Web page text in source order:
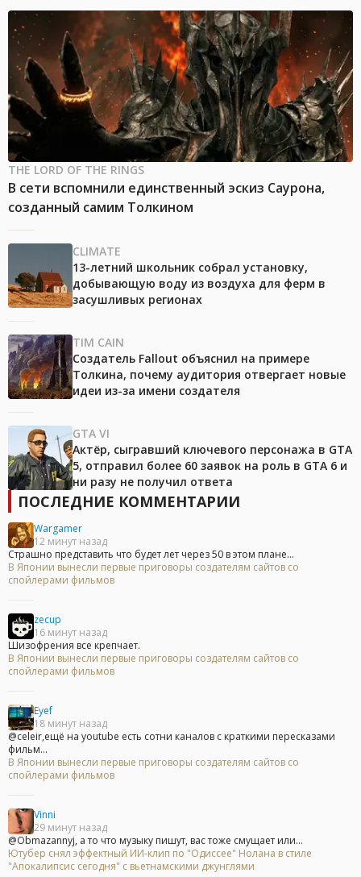
THE LORD OF THE RINGS
В сети вспомнили единственный эскиз Саурона,
созданный самим Толкином
CLIMATE
13-летний школьник собрал установку,
добывающую воду из воздуха для ферм в
засушливых регионах
TIM CAIN
Создатель Fallout объяснил на примере
Толкина, почему аудитория отвергает новые
идеи из-за имени создателя
GTA VI
Актёр, сыгравший ключевого персонажа в GTA
5, отправил более 60 заявок на роль в GTA 6 и
ни разу не получил ответа
ПОСЛЕДНИЕ КОММЕНТАРИИ
Wargamer
12 минут назад
Страшно представить что будет лет через 50 в этом плане...
В Японии вынесли первые приговоры создателям сайтов со
спойлерами фильмов
zecup
16 минут назад
Шизофрения все крепчает.
В Японии вынесли первые приговоры создателям сайтов со
спойлерами фильмов
Eyef
18 минут назад
@celeir,ещё на youtube есть сотни каналов с краткими пересказами
фильм...
В Японии вынесли первые приговоры создателям сайтов со
спойлерами фильмов
Vinni
29 минут назад
@Obmazannyj, а то что музыку пишут, вас тоже смущает или...
Ютубер снял эффектный ИИ-клип по "Одиссее" Нолана в стиле
"Апокалипсис сегодня" с вьетнамскими джунглями